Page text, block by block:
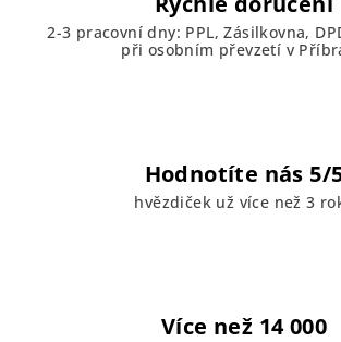
2-3 pracovní dny: PPL, Zásilkovna,
při osobním převzetí v
Hodnotíte nás 5/
hvězdiček už více než 3
Více než 14 000